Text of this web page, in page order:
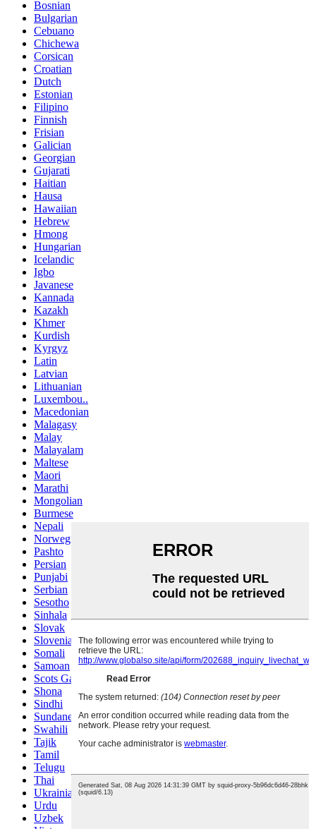
Bosnian
Bulgarian
Cebuano
Chichewa
Corsican
Croatian
Dutch
Estonian
Filipino
Finnish
Frisian
Galician
Georgian
Gujarati
Haitian
Hausa
Hawaiian
Hebrew
Hmong
Hungarian
Icelandic
Igbo
Javanese
Kannada
Kazakh
Khmer
Kurdish
Kyrgyz
Latin
Latvian
Lithuanian
Luxembou..
Macedonian
Malagasy
Malay
Malayalam
Maltese
Maori
Marathi
Mongolian
Burmese
Nepali
Norwegian
Pashto
Persian
Punjabi
Serbian
Sesotho
Sinhala
Slovak
Slovenian
Somali
Samoan
Scots Gaelic
Shona
Sindhi
Sundanese
Swahili
Tajik
Tamil
Telugu
Thai
Ukrainian
Urdu
Uzbek